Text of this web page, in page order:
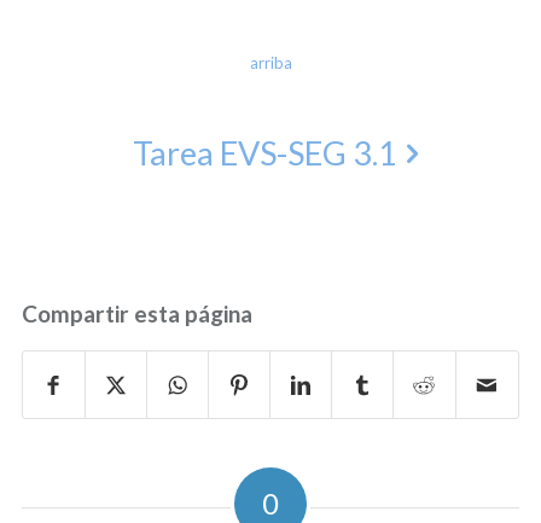
arriba
Tarea EVS-SEG 3.1
Compartir esta página
0